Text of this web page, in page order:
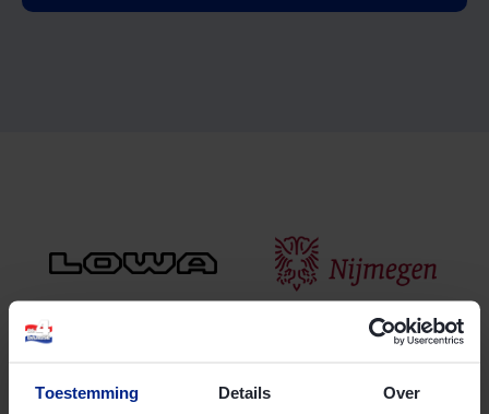
Toestemming Details Over